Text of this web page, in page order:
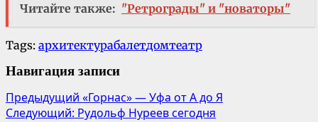
Читайте также: "Ретрограды" и "новаторы"
Tags: архитектурабалетдомтеатр
Навигация записи
Предыдущий «Горнас» — Уфа от А до Я
Следующий: Рудольф Нуреев сегодня